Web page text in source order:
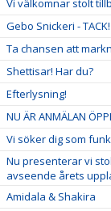
Vi välkomnar stolt
Gebo Snickeri - TACK!
Ta chansen att
Shettisar! Har du?
Efterlysning!
NU ÄR ANMÄLAN
Vi söker dig som
Nu presenterar vi
avseende årets
Amidala & Shakira